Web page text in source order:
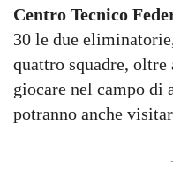
Centro Tecnico
30 le due
quattro squadre,
giocare nel campo di
potranno anche